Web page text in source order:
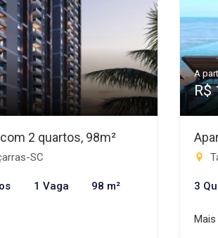
2 quartos, 98m²
SC
1 Vaga 98 m²
A
R$
3